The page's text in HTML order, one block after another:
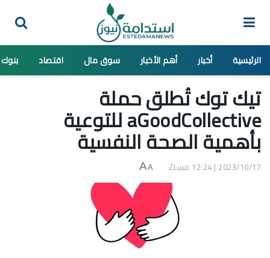
الرئيسية أخبار أهم الأخبار سوق مال اقتصاد بنوك
تيك توك تُطلق حملة
aGoodCollective للتوعية
بأهمية الصحة النفسية
2023/10/17 | 12:24 مساءً A
A